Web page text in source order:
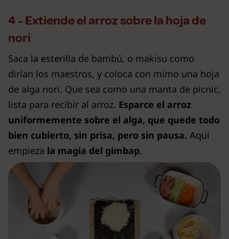
4 - Extiende el arroz sobre la hoja de
nori
Saca la esterilla de bambú, o makisu como
dirían los maestros, y coloca con mimo una hoja
de alga nori. Que sea como una manta de picnic,
lista para recibir al arroz. Esparce el arroz
uniformemente sobre el alga, que quede todo
bien cubierto, sin prisa, pero sin pausa. Aquí
empieza la magia del gimbap.